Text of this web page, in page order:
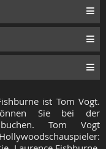
ist Tom Vogt.
Sie bei der
Tom Vogt